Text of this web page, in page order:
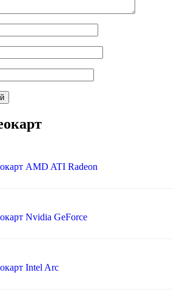
AMD ATI Radeon
Nvidia GeForce
Intel Arc